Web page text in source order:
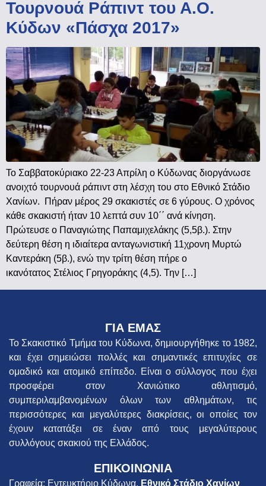
Τουρνουά Ράπιντ του Α.Ο.
Κύδων «Πάσχα 2017»
Το Σαββατοκύριακο 22-23 Απρίλη ο Κύδωνας διοργάνωσε
ανοιχτό τουρνουά ράπιντ στη λέσχη του στο Εθνικό Στάδιο
Χανίων. Πήραν μέρος 29 σκακιστές σε 6 γύρους. Ο χρόνος
κάθε σκακιστή ήταν 10 λεπτά συν 10΄΄ ανά κίνηση.
Πρώτευσε ο Παναγιώτης Παπαμιχελάκης (5,5β.). Στην
δεύτερη θέση η ιδιαίτερα ανταγωνιστική 11χρονη Μυρτώ
Καντεράκη (5β.), ενώ την τρίτη θέση πήρε ο
ικανότατος Στέλιος Γρηγοράκης (4,5). Την […]
ΓΙΑ ΕΜΑΣ
Το Σκακιστικό Τμήμα του Κύδωνα, δημιουργήθηκε το 1982,
και έχει σημειώσει πολλές και σημαντικές επιτυχίες σε
ομαδικό και ατομικό επίπεδο. Είναι ο σύλλογος που έχει
προσφέρει στον Χανιώτικο αθλητισμό,
συμπεριλαμβανομένων όλων των αθλημάτων, τις
περισσότερες και μεγαλύτερες διακρίσεις, οι οποίες τον
έχουν κατατάξει σε έναν από τους μεγαλύτερους
συλλόγους σκακιού της Ελλάδος.
ΕΠΙΚΟΙΝΩΝΙΑ
Γραφεία: Εντευκτήριο Κύδωνα, Εθνικό Στάδιο Χανίων